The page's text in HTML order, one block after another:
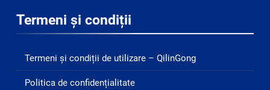
Termeni și condiții
Termeni și condiții de utilizare – QilinGong
Politica de confidențialitate